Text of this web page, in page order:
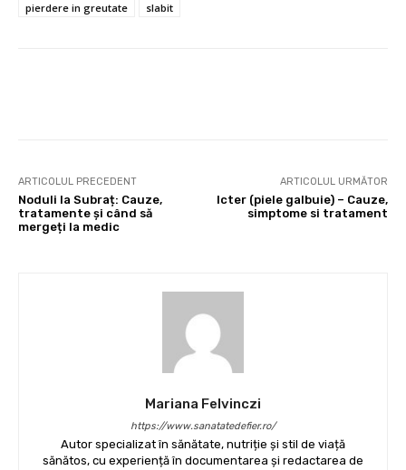
pierdere in greutate
slabit
ARTICOLUL PRECEDENT
Noduli la Subraț: Cauze,
tratamente și când să
mergeți la medic
ARTICOLUL URMĂTOR
Icter (piele galbuie) – Cauze,
simptome si tratament
Mariana Felvinczi
https://www.sanatatedefier.ro/
Autor specializat în sănătate, nutriție și stil de viață
sănătos, cu experiență în documentarea și redactarea de